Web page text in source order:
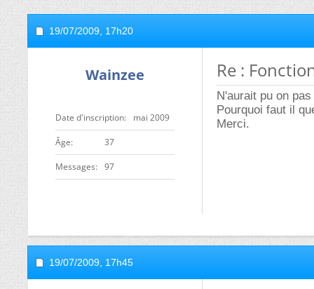
19/07/2009, 17h20
Wainzee
Date d'inscription mai 2009
ge 37
Messages 97
Re :
N'aurait pu on
Pourquoi faut il
Merci.
19/07/2009, 17h45